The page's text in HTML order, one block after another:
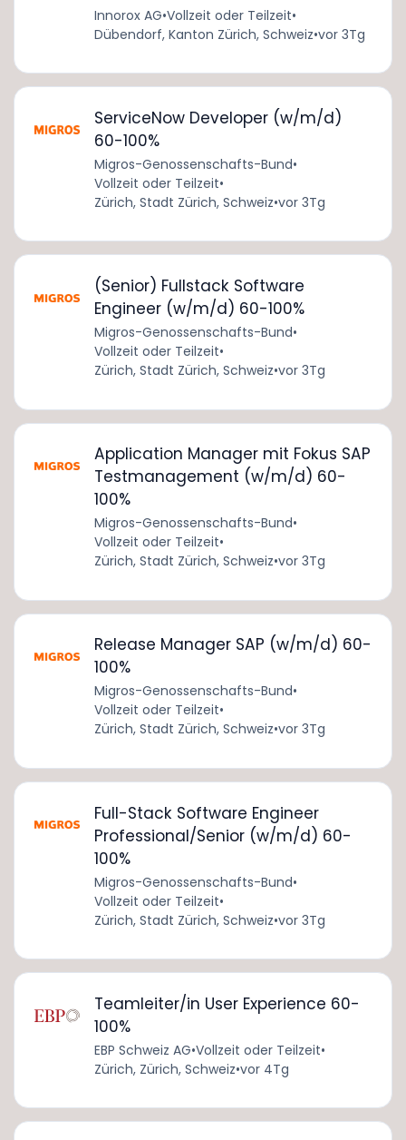
Innorox AG•Vollzeit oder Teilzeit•
Dübendorf, Kanton Zürich, Schweiz•vor 3Tg
ServiceNow Developer (w/m/d)
60-100%
Migros-Genossenschafts-Bund•
Vollzeit oder Teilzeit•
Zürich, Stadt Zürich, Schweiz•vor 3Tg
(Senior) Fullstack Software
Engineer (w/m/d) 60-100%
Migros-Genossenschafts-Bund•
Vollzeit oder Teilzeit•
Zürich, Stadt Zürich, Schweiz•vor 3Tg
Application Manager mit Fokus SAP
Testmanagement (w/m/d) 60-
100%
Migros-Genossenschafts-Bund•
Vollzeit oder Teilzeit•
Zürich, Stadt Zürich, Schweiz•vor 3Tg
Release Manager SAP (w/m/d) 60-
100%
Migros-Genossenschafts-Bund•
Vollzeit oder Teilzeit•
Zürich, Stadt Zürich, Schweiz•vor 3Tg
Full-Stack Software Engineer
Professional/Senior (w/m/d) 60-
100%
Migros-Genossenschafts-Bund•
Vollzeit oder Teilzeit•
Zürich, Stadt Zürich, Schweiz•vor 3Tg
Teamleiter/in User Experience 60-
100%
EBP Schweiz AG•Vollzeit oder Teilzeit•
Zürich, Zürich, Schweiz•vor 4Tg